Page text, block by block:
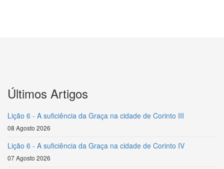
Últimos Artigos
Lição 6 - A suficiência da Graça na cidade de Corinto III
08 Agosto 2026
Lição 6 - A suficiência da Graça na cidade de Corinto IV
07 Agosto 2026